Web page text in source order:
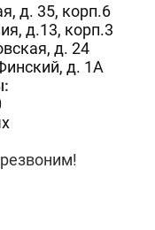
д. 35, корп.6
д.13, корп.3
д. 24
д. 1А